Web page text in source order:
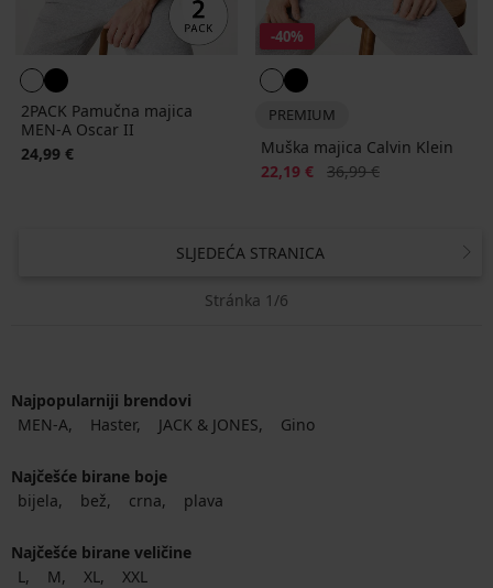
2PACK Pamučna majica
MEN-A Oscar II
24,99 €
-40%
PREMIUM
Muška majica Calvin Klein
Popust
22,19 € Prvobitna cijena
36,99 €
SLJEDEĆA STRANICA
Stránka 1/6
Najpopularniji brendovi
MEN-A
Haster JACK & JONES Gino
Najčešće birane boje
bijela
bež crna plava
Najčešće birane veličine
L
M XL XXL